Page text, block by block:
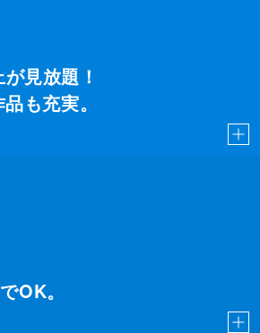
見放題！
も充実。
OK。